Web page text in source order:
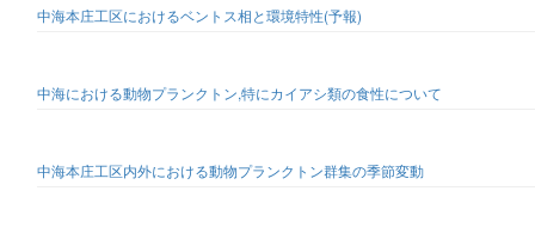
中海本庄工区におけるベントス相と環境特性(予報)
中海における動物プランクトン,特にカイアシ類の食性について
中海本庄工区内外における動物プランクトン群集の季節変動